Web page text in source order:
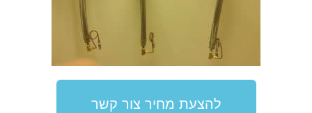
להצעת מחיר צור קשר